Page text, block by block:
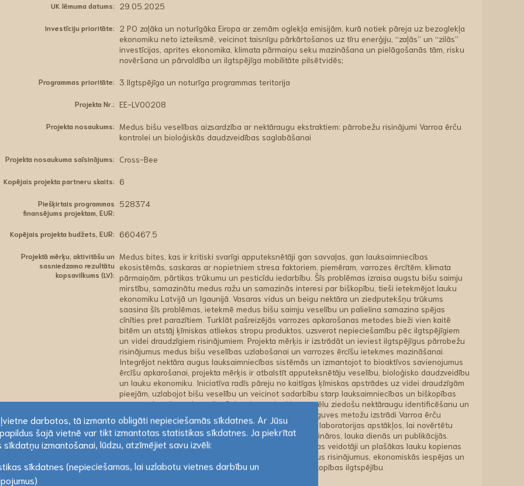
darbotos, tā izmanto obligāti nepieciešamās sīkdatnes. Ar Jūsu
sīkdatņu izmantošanai, lūdzu, atzīmējiet savu izvēli: Lasīt vairāk
UK lēmuma datums: 29.05.2025
Investīciju prioritāte:
2 PO zaļāka un noturīgāka Eiropa ar zemām oglekļa emisijām, kurā notiek pāreja uz bezoglekļa
ekonomiku neto izteiksmē, veicinot taisnīgu pārkārtošanos uz tīru enerģiju, “zaļās” un “zilās”
investīcijas, aprites ekonomika, klimata pārmaiņu seku mazināšana un pielāgošanās tām, risku
novēršana un pārvaldība un ilgtspējīga mobilitāte pilsētvidēs;
Programmas prioritāte: 3.Ilgtspējīga un noturīga programmas teritorija
Projekta Nr.: EE-LV00208
Projekta nosaukums: Medus bišu veselības aizsardzība ar nektāraugu ekstraktiem: pārrobežu risinājumi Varroa ērču
kontrolei un bioloģiskās daudzveidības saglabāšanai
Projekta nosaukuma saīsinājums: Cross-Bee
Kopējais projekta partneru skaits: 6
Piešķirtais programmas
finansējums projektam, EUR:
528374
Kopējais projekta budžets, EUR: 660467.5
Projektā mērķu, aktivitāšu un
sasniedzamo rezultātu
kopsavilkums (LV):
Medus bites, kas ir kritiski svarīgi apputeksnētāji gan savvaļas, gan lauksaimniecības
ekosistēmās, saskaras ar nopietniem stresa faktoriem, piemēram, varrozes ērcītēm, klimata
pārmaiņām, pārtikas trūkumu un pesticīdu iedarbību. Šīs problēmas izraisa augstu bišu saimju
mirstību, samazinātu medus ražu un samazinās interesi par biškopību, tieši ietekmējot lauku
ekonomiku Latvijā un Igaunijā. Vasaras vidus un beigu nektāra un ziedputekšņu trūkums
saasina šīs problēmas, ietekmē medus bišu saimju veselību un palielina samazina spējas
cīnīties pret parazītiem. Turklāt pašreizējās varrozes apkarošanas metodes bieži vien kaitē
bitēm un atstāj ķīmiskas atliekas stropu produktos, uzsverot nepieciešamību pēc ilgtspējīgiem
un videi draudzīgiem risinājumiem. Projekta mērķis ir izstrādāt un ieviest ilgtspējīgus pārrobežu
risinājumus medus bišu veselības uzlabošanai un varrozes ērcīšu ietekmes mazināšanai.
Integrējot nektāra augus lauksaimniecības sistēmās un izmantojot to bioaktīvos savienojumus
ērcīšu apkarošanai, projekta mērķis ir atbalstīt apputeksnētāju veselību, bioloģisko daudzveidību
un lauku ekonomiku. Iniciatīva radīs pāreju no kaitīgas ķīmiskas apstrādes uz videi draudzīgām
pieejām, uzlabojot bišu veselību un veicinot sadarbību starp lauksaimniecības un biškopības
nozarēm Latvijā un Igaunijā. Galvenie rezultāti ietver vēlu ziedošu nektāraugu identificēšanu un
kultivēšanu apputeksnētāju atbalstam, ēterisko eļļu ieguves metožu izstrādi Varroa ērču
kontrolei, augu izcelsmes šķīdumu testēšanu lauka un laboratorijas apstākļos, lai novērtētu
efektivitāti un drošību, kā arī zināšanu izplatīšanu semināros, lauka dienās un publikācijās.
Ieguvēju vidū ir lauksaimnieki, biškopji, pētnieki, politikas veidotāji un plašākas lauku kopienas
Latvijā un Igaunijā. Projekts sniegs praktiski īstenojamus risinājumus, ekonomiskās iespējas un
zināšanas, lai uzlabotu gan lauksaimniecības, gan biškopības ilgtspējību.
darbotos, tā izmanto obligāti nepieciešamās sīkdatnes. Ar Jūsu
šajā vietnē var tikt izmantotas statistikas sīkdatnes. Ja piekrītat
sīkdatņu izmantošanai, lūdzu, atzīmējiet savu izvēli:
sīkdatnes (nepieciešamas, lai uzlabotu vietnes darbību un